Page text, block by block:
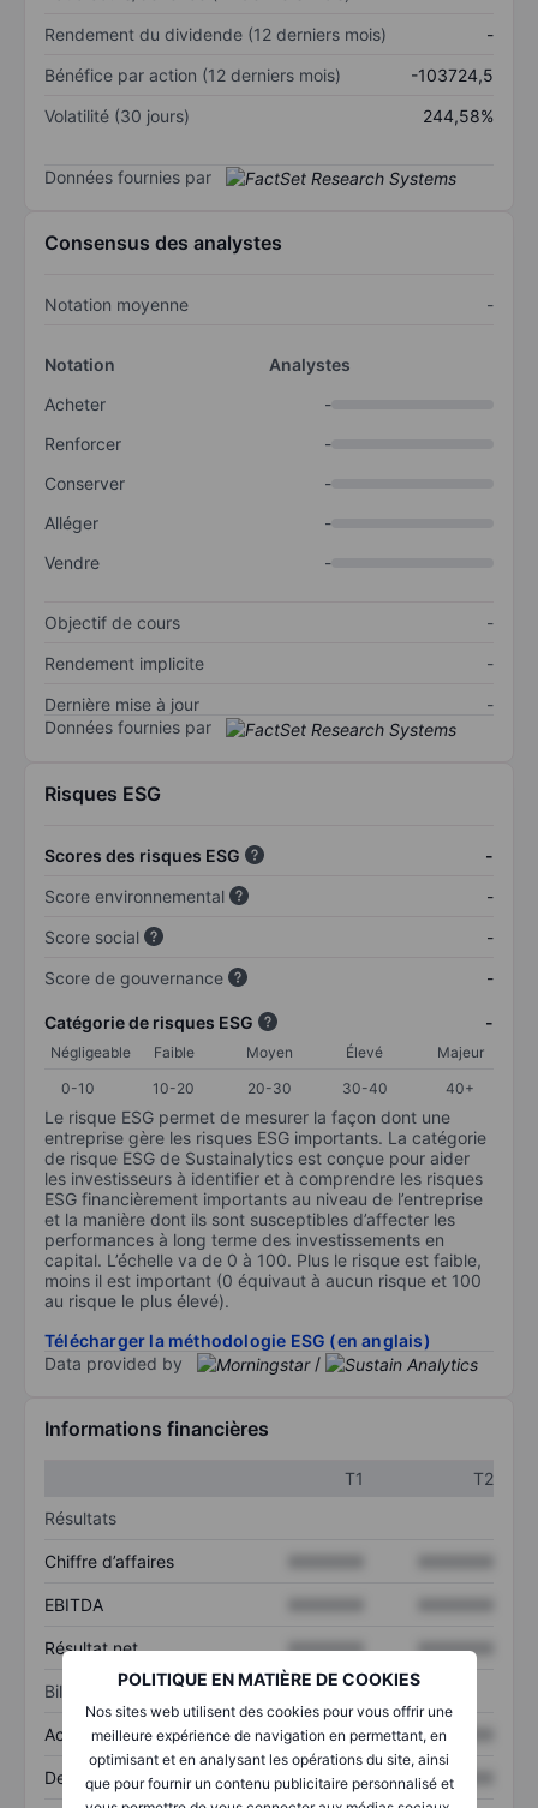
POLITIQUE EN MATIÈRE DE COOKIES
Nos sites web utilisent des cookies pour vous offrir une
meilleure expérience de navigation en permettant, en
optimisant et en analysant les opérations du site, ainsi
que pour fournir un contenu publicitaire personnalisé et
Rendement du dividende (12 derniers mois)
-
Bénéfice par action (12 derniers mois)
-103724,5
Volatilité (30 jours)
244,58%
Données fournies par
Consensus des analystes
Notation moyenne -
Notation
Analystes
Acheter
-
Renforcer
-
Conserver
-
Alléger
-
Vendre
-
Objectif de cours
-
Rendement implicite
-
Dernière mise à jour
-
Données fournies par
Risques ESG
Scores des risques ESG
-
Score environnemental
-
Score social
-
Score de gouvernance
-
Catégorie de risques ESG -
Négligeable Faible Moyen Élevé
Majeur
0-10
10-20 20-30 30-40 40+
Le risque ESG permet de mesurer la façon dont une
entreprise gère les risques ESG importants. La catégorie
de risque ESG de Sustainalytics est conçue pour aider
les investisseurs à identifier et à comprendre les risques
ESG financièrement importants au niveau de l’entreprise
et la manière dont ils sont susceptibles d’affecter les
performances à long terme des investissements en
capital. L’échelle va de 0 à 100. Plus le risque est faible,
moins il est important (0 équivaut à aucun risque et 100
au risque le plus élevé).
Télécharger la méthodologie ESG (en anglais)
Data provided by
/
Informations financières
T1
T2
Résultats
Chiffre d’affaires
EBITDA
Résultat net XXXXXXX XXXXXXX
Bilan
Actifs totaux XXXXXXX XXXXXXX
Dette totale XXXXXXX XXXXXXX